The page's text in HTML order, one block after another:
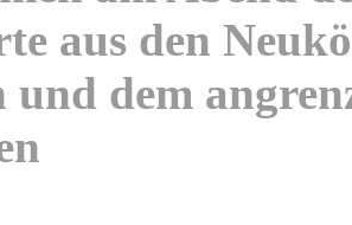
aus den
und dem